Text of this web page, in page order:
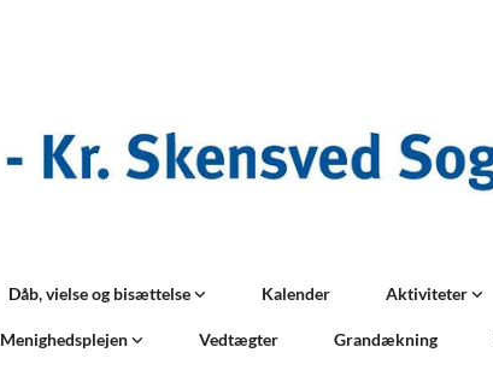
Dåb, vielse og bisættelse Kalender Aktiviteter
Menighedsplejen Vedtægter Grandækning